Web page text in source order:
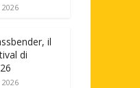
il
di